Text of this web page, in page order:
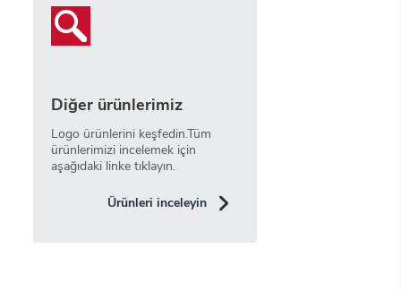
Diğer ürünlerimiz
Logo ürünlerini keşfedin.Tüm
ürünlerimizi incelemek için
aşağıdaki linke tıklayın.
Ürünleri inceleyin